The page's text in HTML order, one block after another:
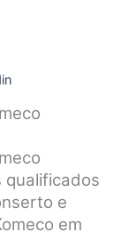
qualificados
e
em